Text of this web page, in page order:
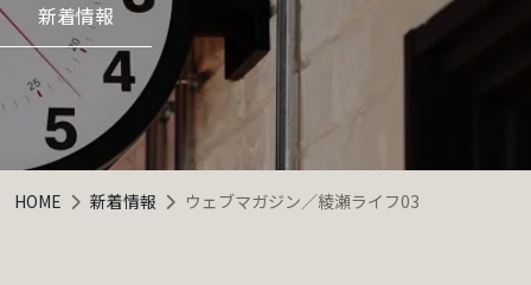
新着情報
HOME 新着情報 ウェブマガジン／綾瀬ライフ03